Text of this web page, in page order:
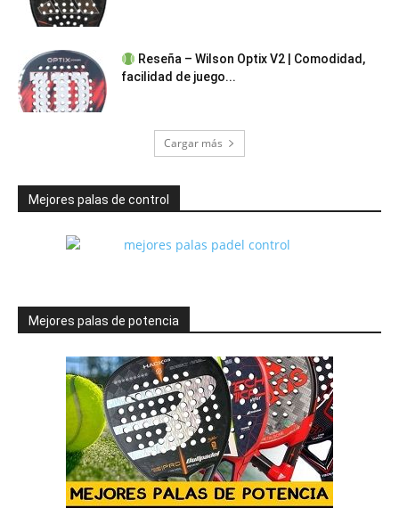
Reseña – Wilson Optix V2 | Comodidad,
facilidad de juego...
Cargar más
Mejores palas de control
Mejores palas de potencia